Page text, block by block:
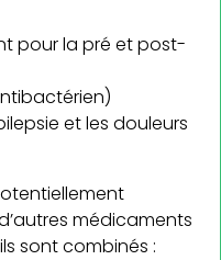
pour la pré et post-
et les douleurs
médicaments
sont combinés :